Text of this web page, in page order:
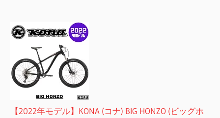
【2022年モデル】KONA (コナ) BIG HONZO (ビッグホ